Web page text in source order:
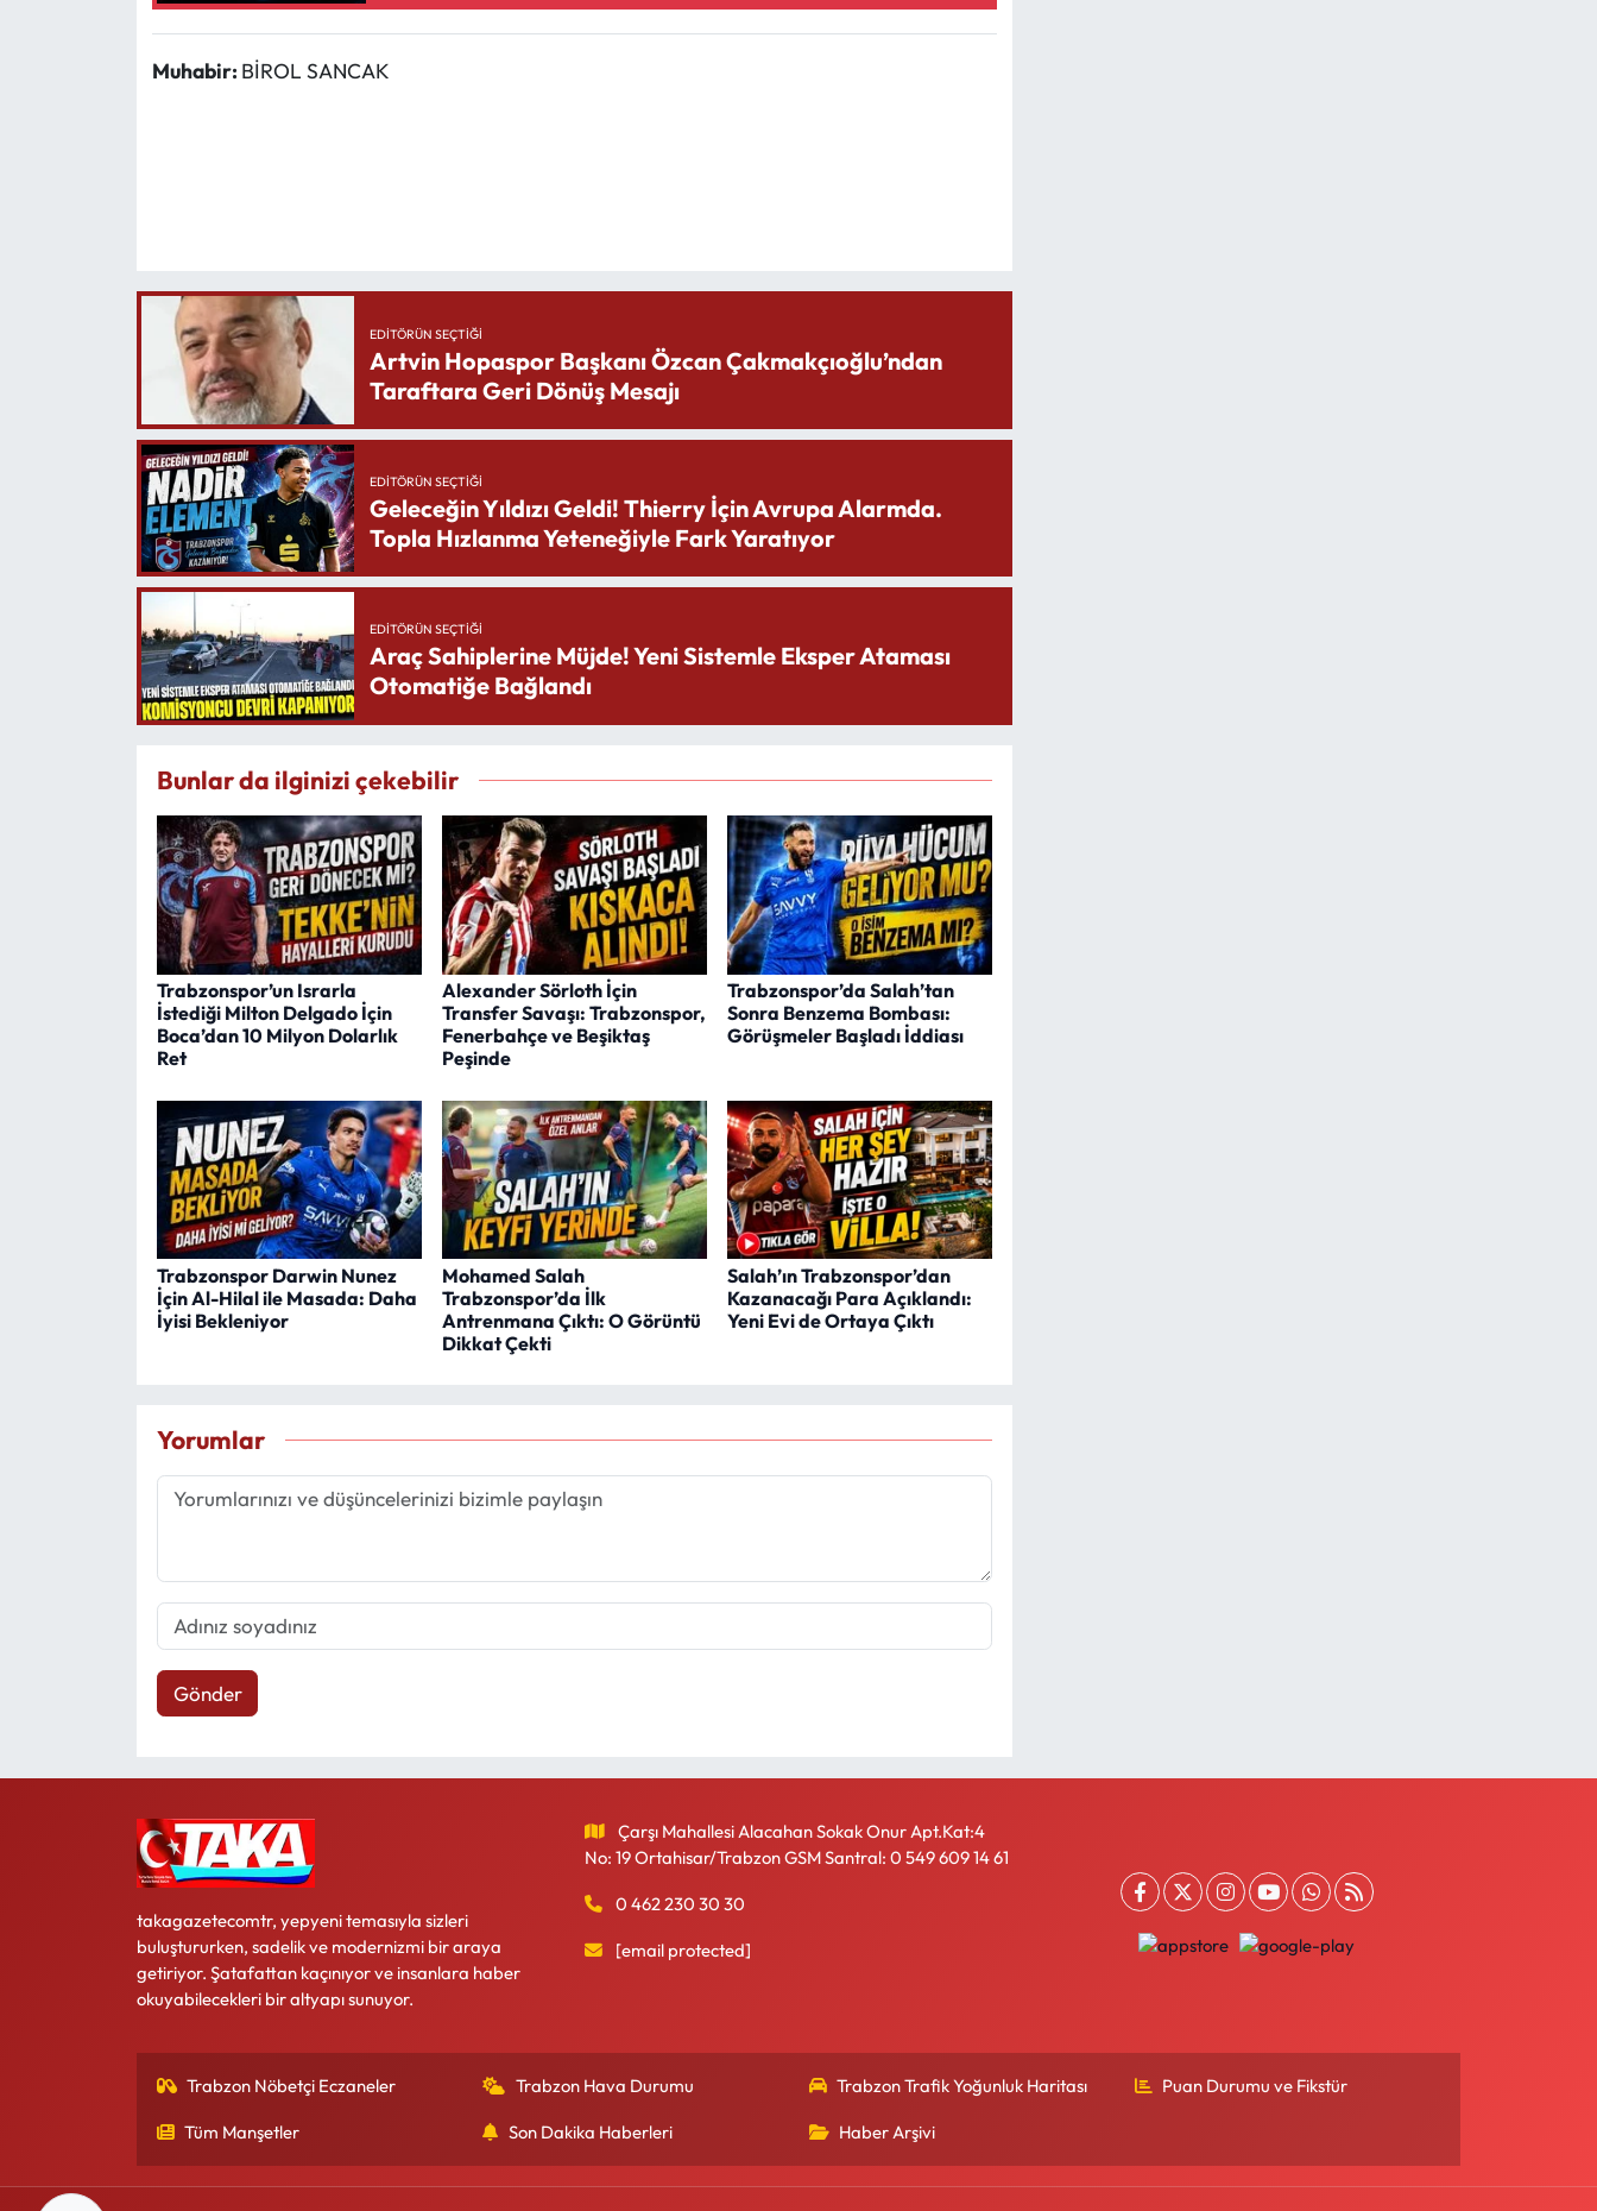
Muhabir: BİROL SANCAK
EDITÖRÜN SEÇTIĞI
Artvin Hopaspor Başkanı Özcan Çakmakçıoğlu’ndan
Taraftara Geri Dönüş Mesajı
EDITÖRÜN SEÇTIĞI
Geleceğin Yıldızı Geldi! Thierry İçin Avrupa Alarmda.
Topla Hızlanma Yeteneğiyle Fark Yaratıyor
EDITÖRÜN SEÇTIĞI
Araç Sahiplerine Müjde! Yeni Sistemle Eksper Ataması
Otomatiğe Bağlandı
Bunlar da ilginizi çekebilir
Trabzonspor’un Israrla
İstediği Milton Delgado İçin
Boca’dan 10 Milyon Dolarlık
Ret
Alexander Sörloth İçin
Transfer Savaşı: Trabzonspor,
Fenerbahçe ve Beşiktaş
Peşinde
Trabzonspor’da Salah’tan
Sonra Benzema Bombası:
Görüşmeler Başladı İddiası
Trabzonspor Darwin Nunez
İçin Al-Hilal ile Masada: Daha
İyisi Bekleniyor
Mohamed Salah
Trabzonspor’da İlk
Antrenmana Çıktı: O Görüntü
Dikkat Çekti
Salah’ın Trabzonspor’dan
Kazanacağı Para Açıklandı:
Yeni Evi de Ortaya Çıktı
Yorumlar
Gönder
takagazetecomtr, yepyeni temasıyla sizleri
buluştururken, sadelik ve modernizmi bir araya
getiriyor. Şatafattan kaçınıyor ve insanlara haber
okuyabilecekleri bir altyapı sunuyor.
Çarşı Mahallesi Alacahan Sokak Onur Apt.Kat:4
No: 19 Ortahisar/Trabzon GSM Santral: 0 549 609 14 61
0 462 230 30 30
[email protected]
Trabzon Nöbetçi Eczaneler Trabzon Hava Durumu Trabzon Trafik Yoğunluk Haritası Puan Durumu ve Fikstür
Tüm Manşetler Son Dakika Haberleri Haber Arşivi